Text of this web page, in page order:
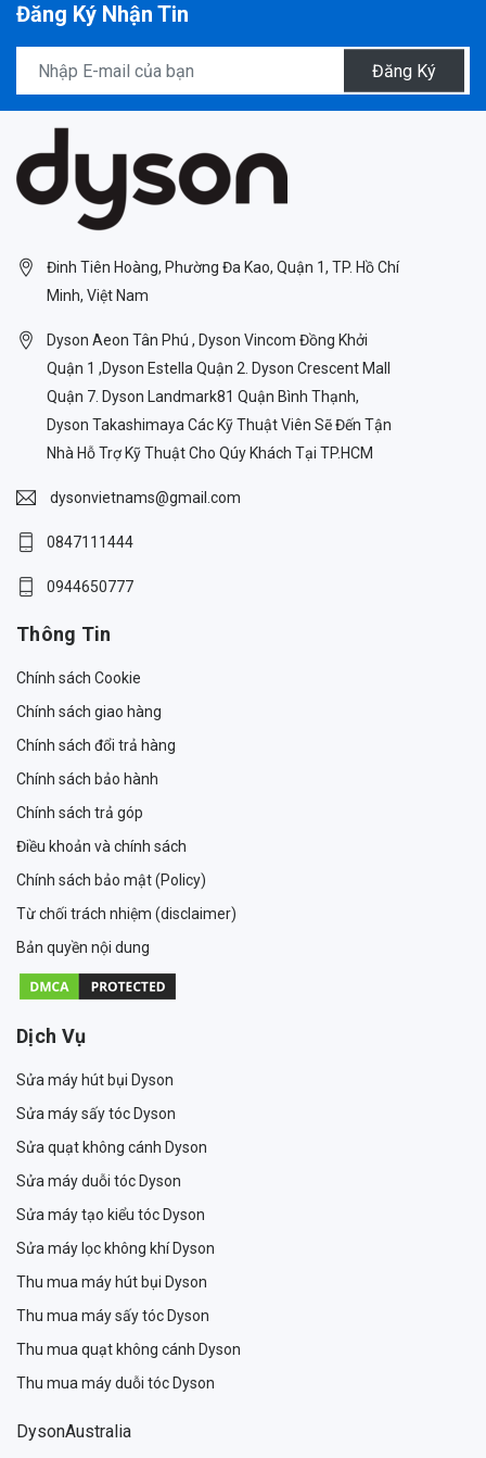
Đăng Ký Nhận Tin
Đăng Ký
Đinh Tiên Hoàng, Phường Đa Kao, Quận 1, TP. Hồ Chí
Minh, Việt Nam
Dyson Aeon Tân Phú , Dyson Vincom Đồng Khởi
Quận 1 ,Dyson Estella Quận 2. Dyson Crescent Mall
Quận 7. Dyson Landmark81 Quận Bình Thạnh,
Dyson Takashimaya Các Kỹ Thuật Viên Sẽ Đến Tận
Nhà Hỗ Trợ Kỹ Thuật Cho Qúy Khách Tại TP.HCM
dysonvietnams@gmail.com
0847111444
0944650777
Thông Tin
Chính sách Cookie
Chính sách giao hàng
Chính sách đổi trả hàng
Chính sách bảo hành
Chính sách trả góp
Điều khoản và chính sách
Chính sách bảo mật (Policy)
Từ chối trách nhiệm (disclaimer)
Bản quyền nội dung
Dịch Vụ
Sửa máy hút bụi Dyson
Sửa máy sấy tóc Dyson
Sửa quạt không cánh Dyson
Sửa máy duỗi tóc Dyson
Sửa máy tạo kiểu tóc Dyson
Sửa máy lọc không khí Dyson
Thu mua máy hút bụi Dyson
Thu mua máy sấy tóc Dyson
Thu mua quạt không cánh Dyson
Thu mua máy duỗi tóc Dyson
DysonAustralia